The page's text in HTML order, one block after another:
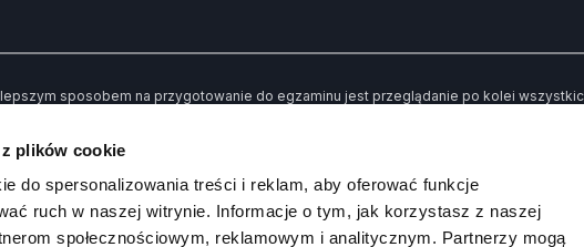
plików cookie
do spersonalizowania treści i reklam, aby oferować funkcje
ruch w naszej witrynie. Informacje o tym, jak korzystasz z naszej
społecznościowym, reklamowym i analitycznym. Partnerzy mogą
sposobem na przygotowanie do egzaminu jest przeglądanie po kolei